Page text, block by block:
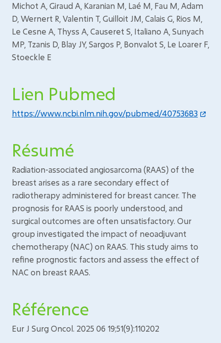
Michot A, Giraud A, Karanian M, Laé M, Fau M, Adam
D, Wernert R, Valentin T, Guilloit JM, Calais G, Rios M,
Le Cesne A, Thyss A, Causeret S, Italiano A, Sunyach
MP, Tzanis D, Blay JY, Sargos P, Bonvalot S, Le Loarer F,
Stoeckle E
Lien Pubmed
https://www.ncbi.nlm.nih.gov/pubmed/40753683
Résumé
Radiation-associated angiosarcoma (RAAS) of the
breast arises as a rare secondary effect of
radiotherapy administered for breast cancer. The
prognosis for RAAS is poorly understood, and
surgical outcomes are often unsatisfactory. Our
group investigated the impact of neoadjuvant
chemotherapy (NAC) on RAAS. This study aims to
refine prognostic factors and assess the effect of
NAC on breast RAAS.
Référence
Eur J Surg Oncol. 2025 06 19;51(9):110202